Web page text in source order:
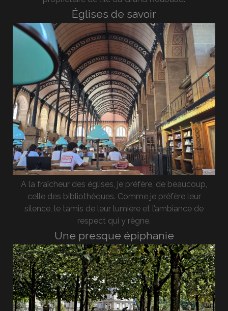
Églises de savoir
A la fraîcheur des églises, je préfère, de beaucoup,
celle des bibliothèques. Comme je préfère leur
silence, le tamis de leur lumière et l’ambiance de
respect qui y règne.
Une presque épiphanie